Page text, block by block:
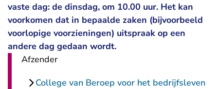
vaste dag: de dinsdag, om 10.00 uur. Het kan
voorkomen dat in bepaalde zaken (bijvoorbeeld
voorlopige voorzieningen) uitspraak op een
andere dag gedaan wordt.
Afzender
College van Beroep voor het bedrijfsleven